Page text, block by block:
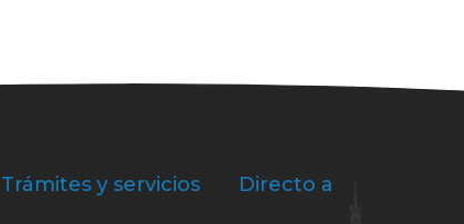
Trámites y servicios Directo a